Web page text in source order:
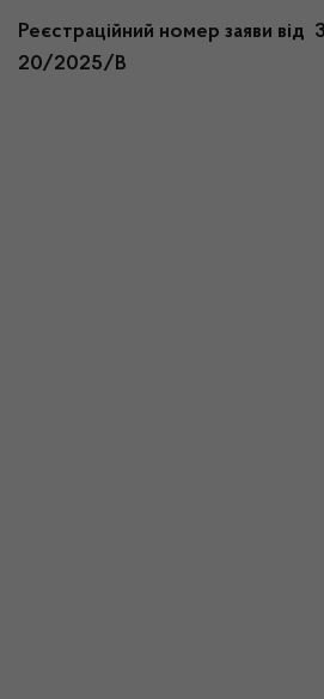
Реєстраційний номер заяви
20/2025/В